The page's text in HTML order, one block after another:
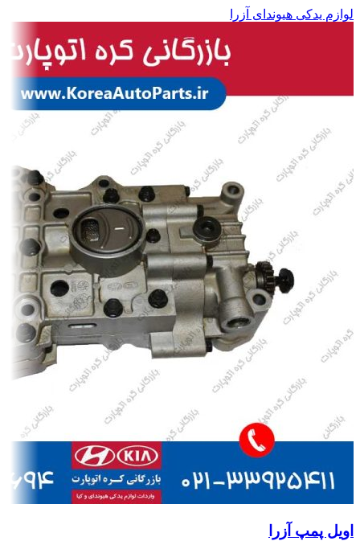
لوازم یدکی هیوندای آزرا
اویل پمپ آزرا